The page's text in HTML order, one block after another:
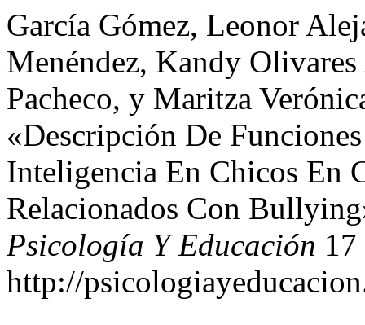
García Gómez, Leonor
Menéndez, Kandy
Pacheco, y Maritza
«Descripción De
Inteligencia En Chicos En
Relacionados Con
Psicología Y Educación
http://